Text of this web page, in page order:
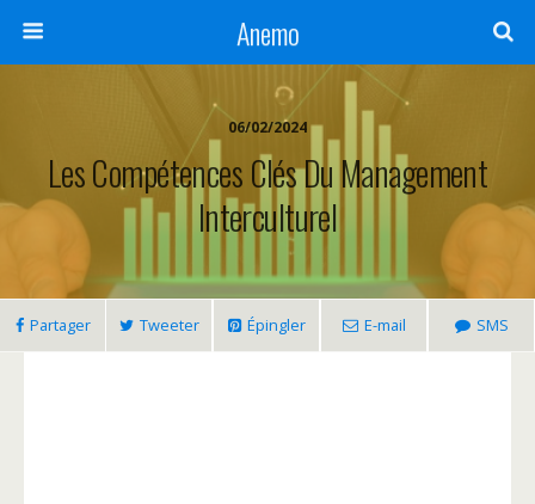
Anemo
06/02/2024
Les Compétences Clés Du Management
Interculturel
Partager Tweeter Épingler E-mail SMS